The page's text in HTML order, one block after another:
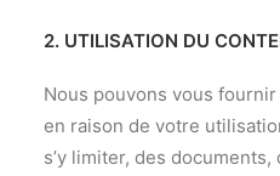
2. UTILISATION DU
Nous pouvons vous
en raison de votre
s’y limiter, des